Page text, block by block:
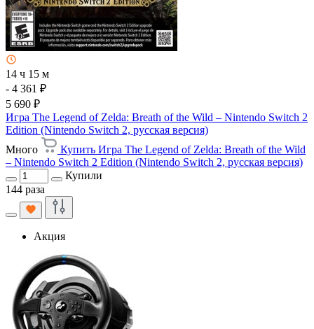
14 ч 15 м
- 4 361 ₽
5 690 ₽
Игра The Legend of Zelda: Breath of the Wild – Nintendo Switch 2
Edition (Nintendo Switch 2, русская версия)
Много
Купить Игра The Legend of Zelda: Breath of the Wild
– Nintendo Switch 2 Edition (Nintendo Switch 2, русская версия)
Купили
144 раза
Акция